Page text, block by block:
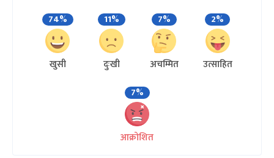
74%
खुसी
11%
दुःखी
7%
अचम्मित
2%
उत्साहित
7%
आक्रोशित